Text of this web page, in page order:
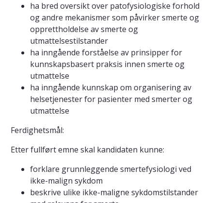
ha bred oversikt over patofysiologiske forhold
og andre mekanismer som påvirker smerte og
opprettholdelse av smerte og
utmattelsestilstander
ha inngående forståelse av prinsipper for
kunnskapsbasert praksis innen smerte og
utmattelse
ha inngående kunnskap om organisering av
helsetjenester for pasienter med smerter og
utmattelse
Ferdighetsmål:
Etter fullført emne skal kandidaten kunne:
forklare grunnleggende smertefysiologi ved
ikke-malign sykdom
beskrive ulike ikke-maligne sykdomstilstander